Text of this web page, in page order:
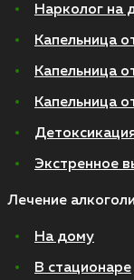
Нарколог на
Капельница
Капельница
Капельница
Экстренное
Лечение
На дому
В стационаре